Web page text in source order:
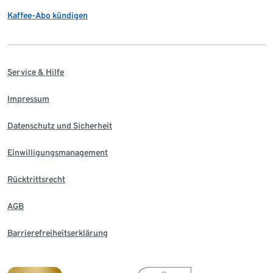
Kaffee-Abo kündigen
Service & Hilfe
Impressum
Datenschutz und Sicherheit
Einwilligungsmanagement
Rücktrittsrecht
AGB
Barrierefreiheitserklärung